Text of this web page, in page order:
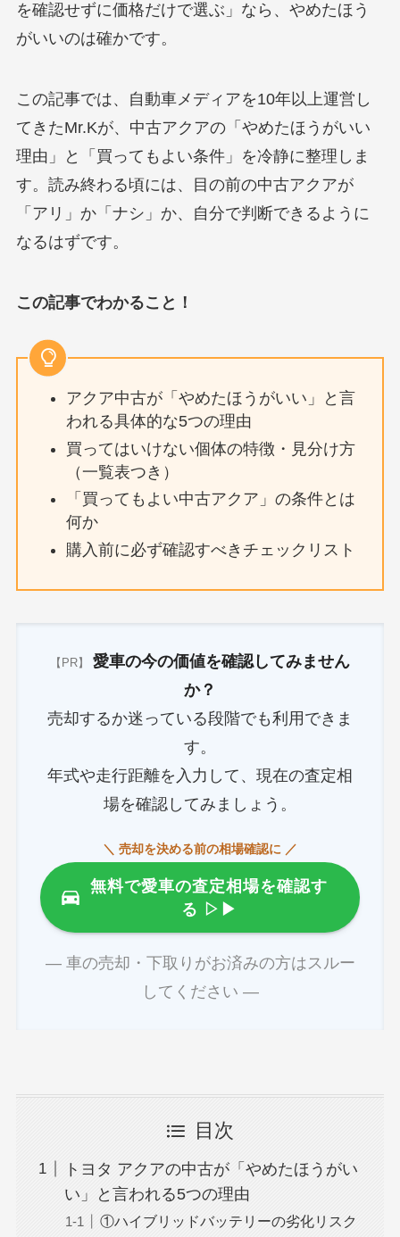
を確認せずに価格だけで選ぶ」なら、やめたほう
がいいのは確かです。
この記事では、自動車メディアを10年以上運営し
てきたMr.Kが、中古アクアの「やめたほうがいい
理由」と「買ってもよい条件」を冷静に整理しま
す。読み終わる頃には、目の前の中古アクアが
「アリ」か「ナシ」か、自分で判断できるように
なるはずです。
この記事でわかること！
アクア中古が「やめたほうがいい」と言
われる具体的な5つの理由
買ってはいけない個体の特徴・見分け方
（一覧表つき）
「買ってもよい中古アクア」の条件とは
何か
購入前に必ず確認すべきチェックリスト
【PR】
愛車の今の価値を確認してみません
か？
売却するか迷っている段階でも利用できま
す。
年式や走行距離を入力して、現在の査定相
場を確認してみましょう。
＼ 売却を決める前の相場確認に ／
無料で愛車の査定相場を確認す
る ▷▶
― 車の売却・下取りがお済みの方はスルー
してください ―
目次
トヨタ アクアの中古が「やめたほうがい
い」と言われる5つの理由
①ハイブリッドバッテリーの劣化リスク